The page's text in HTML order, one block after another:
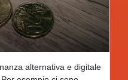
alternativa e digitale